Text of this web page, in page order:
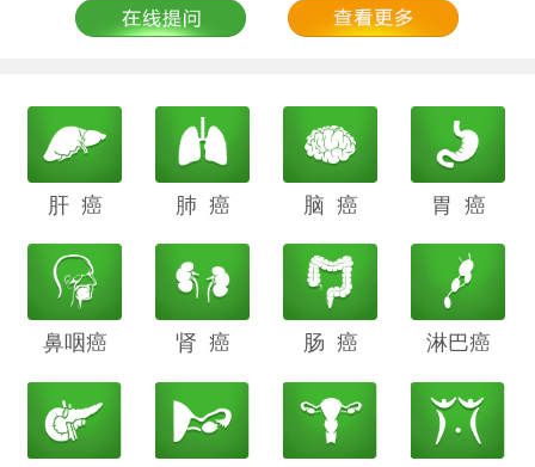
肝 癌 阴道癌肺 癌 甲状腺癌
脑 癌 前列腺癌
胃 癌
鼻咽癌 胆管癌肾 癌
子宫内膜
癌
肠 癌 膀胱癌
淋巴癌